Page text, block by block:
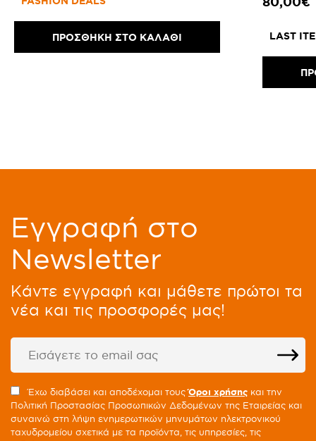
ΠΡΟΣΘΗΚΗ ΣΤΟ ΚΑΛΑΘΙ LAST
Eγγραφή στο
Newsletter
Kάντε εγγραφή και μάθετε πρώτοι τα
νέα και τις προσφορές μας!
Έχω διαβάσει και αποδέχομαι τουςΌροι χρήσης και την
Πολιτική Προστασίας Προσωπικών Δεδομένων της Εταιρείας και
συναινώ στη λήψη ενημερωτικών μηνυμάτων ηλεκτρονικού
ταχυδρομείου σχετικά με τα προϊόντα, τις υπηρεσίες, τις